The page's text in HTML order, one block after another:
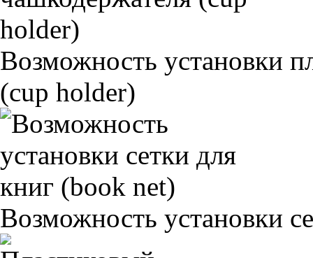
Возможность установки
(cup holder)
Возможность установки